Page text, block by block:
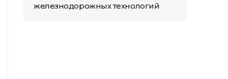
железнодорожных технологий